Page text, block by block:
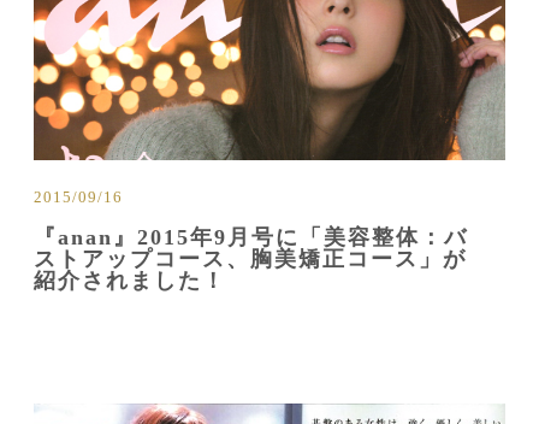
2015/09/16
『anan』2015年9月号に「美容整体：バ
ストアップコース、胸美矯正コース」が
紹介されました！